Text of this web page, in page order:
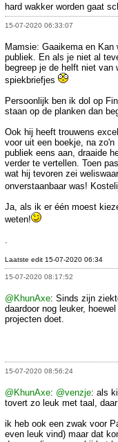
hard wakker worden gaat
15-07-2020 06:33:07
Mamsie: Gaaikema en
publiek. En als je niet al
begreep je de helft niet
spiekbriefjes
Persoonlijk ben ik dol op
staan op de planken dan
Ook hij heeft trouwens
voor uit een boekje, na
publiek eens aan, draaide
verder te vertellen. Toen
wat hij tevoren zei
onverstaanbaar was!
Ja, als ik er één moest
weten!
.
Laatste edit 15-07-2020 06:34
15-07-2020 08:17:52
@KhunAxe: Sinds zijn
daardoor nog leuker,
projecten doet.
15-07-2020 08:56:24
@KhunAxe: @venzje: als
tovert zo leuk met taal,
ik heb ook een zwak voor
even leuk vind) maar dat